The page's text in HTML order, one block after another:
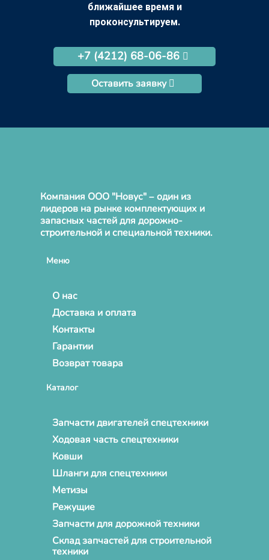
ближайшее время и
проконсультируем.
+7 (4212) 68-06-86
Оставить заявку
Компания ООО "Новус" – один из
лидеров на рынке комплектующих и
запасных частей для дорожно-
строительной и специальной техники.
Меню
О нас
Доставка и оплата
Контакты
Гарантии
Возврат товара
Каталог
Запчасти двигателей спецтехники
Ходовая часть спецтехники
Ковши
Шланги для спецтехники
Метизы
Режущие
Запчасти для дорожной техники
Склад запчастей для строительной
техники